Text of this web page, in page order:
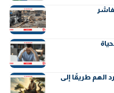
الهم طريقًا إلى